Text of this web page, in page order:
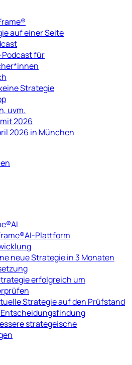
auf einer Seite
für
Strategie
uvm.
2026
2026 in München
Plattform
neue Strategie in 3 Monaten
erfolgreich um
Strategie auf den Prüfstand
strategeische